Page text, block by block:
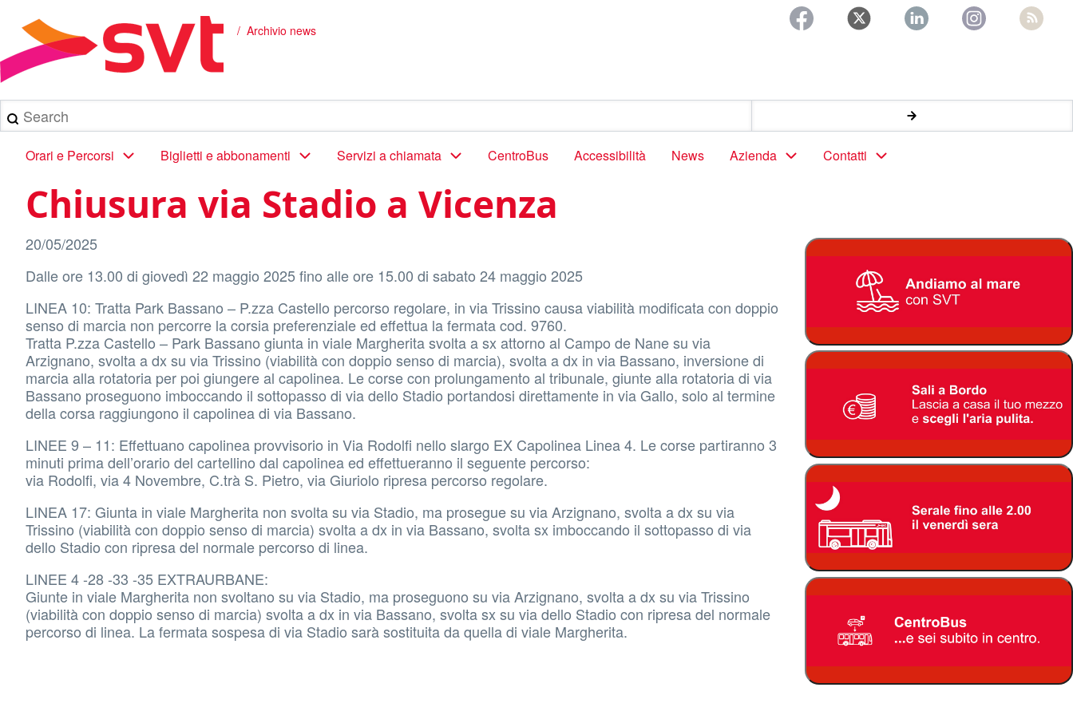
contenuto
principale
Briciole
di
pane
Archivio news
Search
Main
navigation
Orari e Percorsi Biglietti e abbonamenti Servizi a chiamata CentroBus Accessibilità News Azienda Contatti
Chiusura via Stadio a Vicenza
20/05/2025
Dalle ore 13.00 di giovedì 22 maggio 2025 fino alle ore 15.00 di sabato 24 maggio 2025
LINEA 10: Tratta Park Bassano – P.zza Castello percorso regolare, in via Trissino causa viabilità modificata con doppio
senso di marcia non percorre la corsia preferenziale ed effettua la fermata cod. 9760.
Tratta P.zza Castello – Park Bassano giunta in viale Margherita svolta a sx attorno al Campo de Nane su via
Arzignano, svolta a dx su via Trissino (viabilità con doppio senso di marcia), svolta a dx in via Bassano, inversione di
marcia alla rotatoria per poi giungere al capolinea. Le corse con prolungamento al tribunale, giunte alla rotatoria di via
Bassano proseguono imboccando il sottopasso di via dello Stadio portandosi direttamente in via Gallo, solo al termine
della corsa raggiungono il capolinea di via Bassano.
LINEE 9 – 11: Effettuano capolinea provvisorio in Via Rodolfi nello slargo EX Capolinea Linea 4. Le corse partiranno 3
minuti prima dell’orario del cartellino dal capolinea ed effettueranno il seguente percorso:
via Rodolfi, via 4 Novembre, C.trà S. Pietro, via Giuriolo ripresa percorso regolare.
LINEA 17: Giunta in viale Margherita non svolta su via Stadio, ma prosegue su via Arzignano, svolta a dx su via
Trissino (viabilità con doppio senso di marcia) svolta a dx in via Bassano, svolta sx imboccando il sottopasso di via
dello Stadio con ripresa del normale percorso di linea.
LINEE 4 -28 -33 -35 EXTRAURBANE:
Giunte in viale Margherita non svoltano su via Stadio, ma proseguono su via Arzignano, svolta a dx su via Trissino
(viabilità con doppio senso di marcia) svolta a dx in via Bassano, svolta sx su via dello Stadio con ripresa del normale
percorso di linea. La fermata sospesa di via Stadio sarà sostituita da quella di viale Margherita.